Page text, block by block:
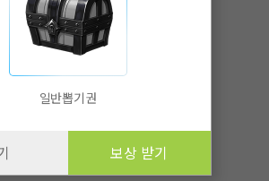
다.
필요는 없어.
일반뽑기권
보상 받기